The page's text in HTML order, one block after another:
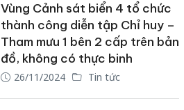
Vùng Cảnh sát biển 4 tổ chức
thành công diễn tập Chỉ huy –
Tham mưu 1 bên 2 cấp trên bản
đồ, không có thực binh
26/11/2024 Tin tức